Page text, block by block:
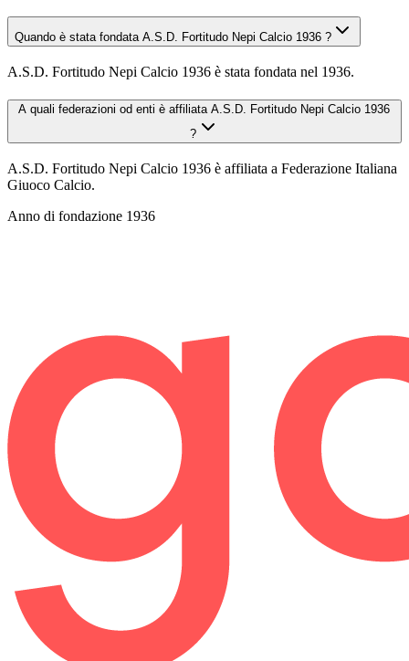
Quando è stata fondata A.S.D. Fortitudo Nepi Calcio 1936 ?
A.S.D. Fortitudo Nepi Calcio 1936 è stata fondata nel 1936.
A quali federazioni od enti è affiliata A.S.D. Fortitudo Nepi Calcio 1936
?
A.S.D. Fortitudo Nepi Calcio 1936 è affiliata a Federazione Italiana
Giuoco Calcio.
Anno di fondazione 1936